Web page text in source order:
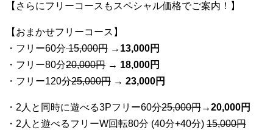
【さらにフリーコースもスペシャル価格でご案内！】
【おまかせフリーコース】
・フリー60分15,000円 → 13,000円
・フリー80分20,000円 → 18,000円
・フリー120分25,000円 → 23,000円
・2人と同時に遊べる3Pフリー60分25,000円→20,000円
・2人と遊べるフリーW回転80分 (40分+40分) 15,000円